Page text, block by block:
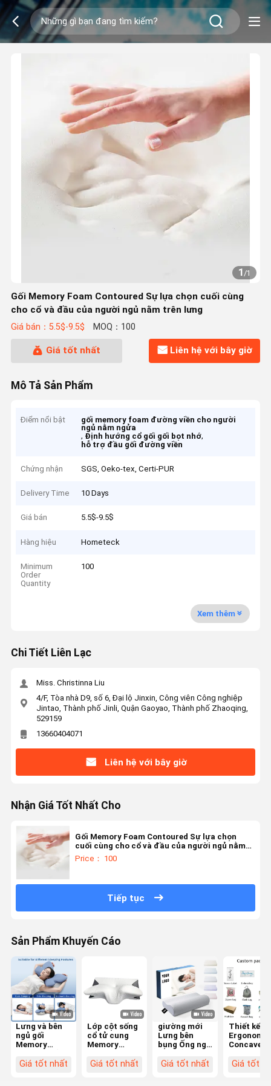
1/1
Gối Memory Foam Contoured Sự lựa chọn cuối cùng
cho cổ và đầu của người ngủ nằm trên lưng
Giá bán：5.5$-9.5$ MOQ：100
Giá tốt nhất Liên hệ với bây giờ
Mô Tả Sản Phẩm
Điểm nổi bật
gối memory foam đường viền cho người
ngủ nằm ngửa
, Định hướng cổ gối gối bọt nhớ,
hỗ trợ đầu gối đường viền
Chứng nhận SGS, Oeko-tex, Certi-PUR
Delivery Time 10 Days
Giá bán 5.5$-9.5$
Hàng hiệu Hometeck
Minimum
Order
Quantity
100
Xem thêm
Chi Tiết Liên Lạc
Miss. Christinna Liu
4/F, Tòa nhà D9, số 6, Đại lộ Jinxin, Công viên Công nghiệp
Jintao, Thành phố Jinli, Quận Gaoyao, Thành phố Zhaoqing,
529159
13660404071
Liên hệ với bây giờ
Nhận Giá Tốt Nhất Cho
Gối Memory Foam Contoured Sự lựa chọn
cuối cùng cho cổ và đầu của người ngủ nằm
trên lưng
Price： 100
Tiếp tục
Sản Phẩm Khuyến Cáo
Lưng và bên
ngủ gối
Memory
polyester phù
Giá tốt nhất
Lớp cột sống
cổ tử cung
Memory
Contour
Giá tốt nhất
giường mới
Lưng bên
bụng Ống ngủ
cổ tử cung
Giá tốt nhất
Thiết kế
Ergonomic
Concave
Filled
Giá tốt